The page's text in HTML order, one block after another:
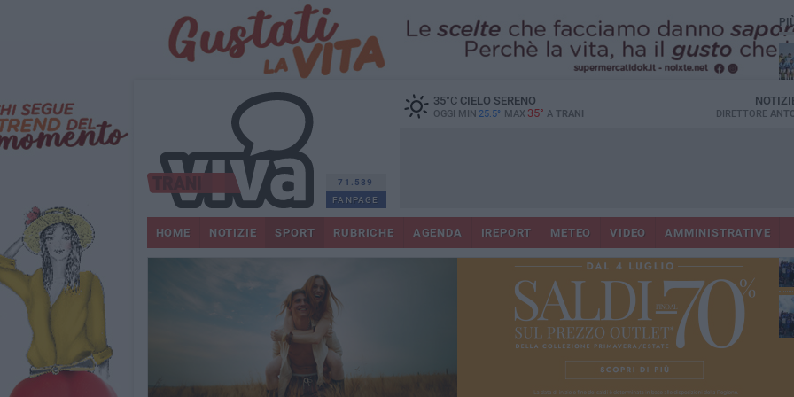
71.589
FANPAGE
35°CCIELO SERENO
OGGI MIN 25.5° MAX 35° A TRANI DIRETTORE
HOME NOTIZIE SPORT RUBRICHE AGENDA IREPORT METEO VIDEO AMMINISTRATIVE